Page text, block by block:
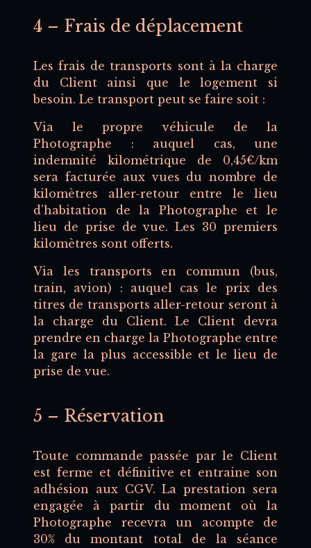
4 – Frais de déplacement
Les frais de transports sont à la charge
du Client ainsi que le logement si
besoin. Le transport peut se faire soit :
Via le propre véhicule de la
Photographe : auquel cas, une
indemnité kilométrique de 0,45€/km
sera facturée aux vues du nombre de
kilomètres aller-retour entre le lieu
d’habitation de la Photographe et le
lieu de prise de vue. Les 30 premiers
kilomètres sont offerts.
Via les transports en commun (bus,
train, avion) : auquel cas le prix des
titres de transports aller-retour seront à
la charge du Client. Le Client devra
prendre en charge la Photographe entre
la gare la plus accessible et le lieu de
prise de vue.
5 – Réservation
Toute commande passée par le Client
est ferme et définitive et entraine son
adhésion aux CGV. La prestation sera
engagée à partir du moment où la
Photographe recevra un acompte de
30% du montant total de la séance